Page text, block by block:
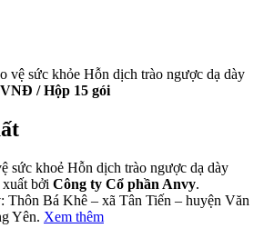
vệ sức khỏe Hỗn dịch trào ngược dạ dày
/ Hộp 15 gói
sức khoẻ Hỗn dịch trào ngược dạ dày
bởi Công ty Cổ phần Anvy.
: Thôn Bá Khê – xã Tân Tiến – huyện Văn
Yên. Xem thêm